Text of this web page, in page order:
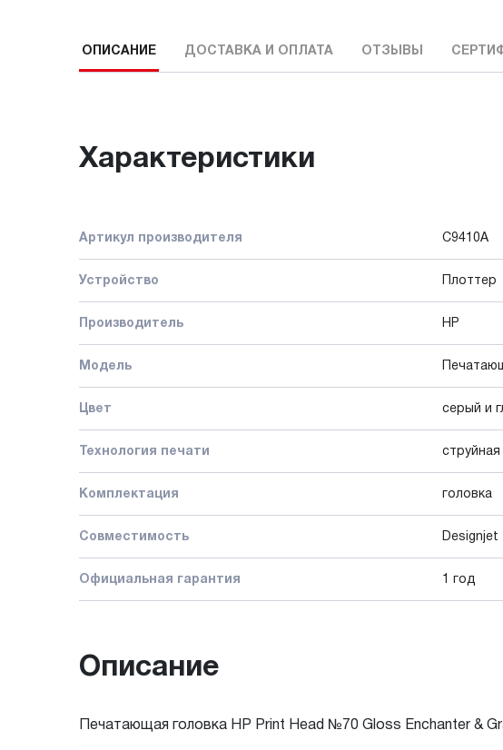
ОПИСАНИЕ ДОСТАВКА И ОПЛАТА ОТЗЫВЫ
Характеристики
Артикул производителя C9410A
Устройство Плоттер
Производитель HP
Модель
Цвет серый и
Технология печати струйная
Комплектация головка
Совместимость Designjet
Официальная гарантия 1 год
Описание
Печатающая головка HP Print Head №70 Gloss Enchanter &